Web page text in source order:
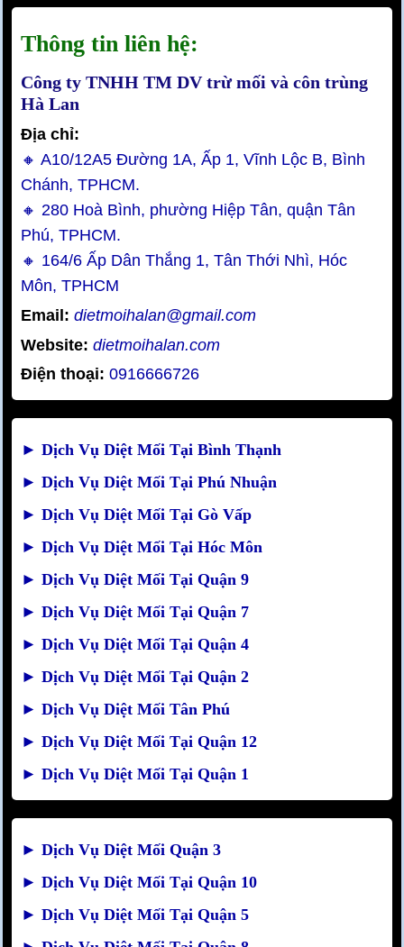
Thông tin liên hệ:
Công ty TNHH TM DV trừ mối và côn trùng
Hà Lan
Địa chỉ:
🔸 A10/12A5 Đường 1A, Ấp 1, Vĩnh Lộc B, Bình
Chánh, TPHCM.
🔸 280 Hoà Bình, phường Hiệp Tân, quận Tân
Phú, TPHCM.
🔸 164/6 Ấp Dân Thắng 1, Tân Thới Nhì, Hóc
Môn, TPHCM
Email: dietmoihalan@gmail.com
Website: dietmoihalan.com
Điện thoại: 0916666726
► Dịch Vụ Diệt Mối Tại Bình Thạnh
► Dịch Vụ Diệt Mối Tại Phú Nhuận
► Dịch Vụ Diệt Mối Tại Gò Vấp
► Dịch Vụ Diệt Mối Tại Hóc Môn
► Dịch Vụ Diệt Mối Tại Quận 9
► Dịch Vụ Diệt Mối Tại Quận 7
► Dịch Vụ Diệt Mối Tại Quận 4
► Dịch Vụ Diệt Mối Tại Quận 2
► Dịch Vụ Diệt Mối Tân Phú
► Dịch Vụ Diệt Mối Tại Quận 12
► Dịch Vụ Diệt Mối Tại Quận 1
► Dịch Vụ Diệt Mối Quận 3
► Dịch Vụ Diệt Mối Tại Quận 10
► Dịch Vụ Diệt Mối Tại Quận 5